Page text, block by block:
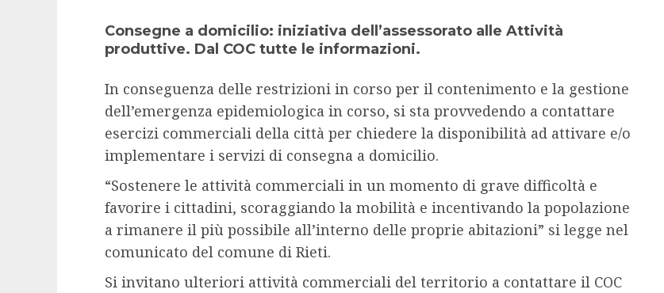
Consegne a domicilio: iniziativa dell’assessorato alle Attività
produttive. Dal COC tutte le informazioni.
In conseguenza delle restrizioni in corso per il contenimento e la gestione
dell’emergenza epidemiologica in corso, si sta provvedendo a contattare
esercizi commerciali della città per chiedere la disponibilità ad attivare e/o
implementare i servizi di consegna a domicilio.
“Sostenere le attività commerciali in un momento di grave difficoltà e
favorire i cittadini, scoraggiando la mobilità e incentivando la popolazione
a rimanere il più possibile all’interno delle proprie abitazioni” si legge nel
comunicato del comune di Rieti.
Si invitano ulteriori attività commerciali del territorio a contattare il COC